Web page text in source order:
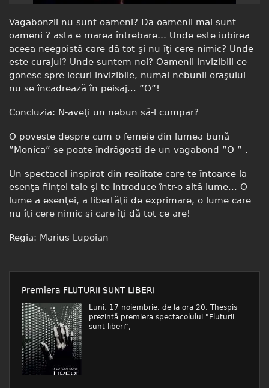
Vagabonzii nu sunt oameni? Da oamenii mai sunt
oameni ? asta e marea întrebare… Unde este iubirea
aceea neegoistă care dă tot şi nu îţi cere nimic? Unde
este curajul? Unde suntem noi? Oamenii invizibili ce
gonesc spre locuri invizibile, numai nebunii oraşului
nu se încadrează în peisaj... ”O”!
Concluzia: N-aveţi un nebun să-l cumpar?
O poveste despre cum o femeie din lumea bună
”Monica” se poate îndrăgosti de un vagabond ”O ” .
Un spectacol inspirat din realitate care te întoarce la
esenţa fiinţei tale şi te introduce într-o altă lume... O
lume a esenţei, a libertăţii de exprimare, o lume care
nu îţi cere nimic şi care îţi dă tot ce are!
Regia: Marius Lupoian
Premiera FLUTURII SUNT LIBERI
Luni, 17 noiembrie, de la ora 20, Thespis
prezintă premiera spectacolului "Fluturii
sunt liberi",